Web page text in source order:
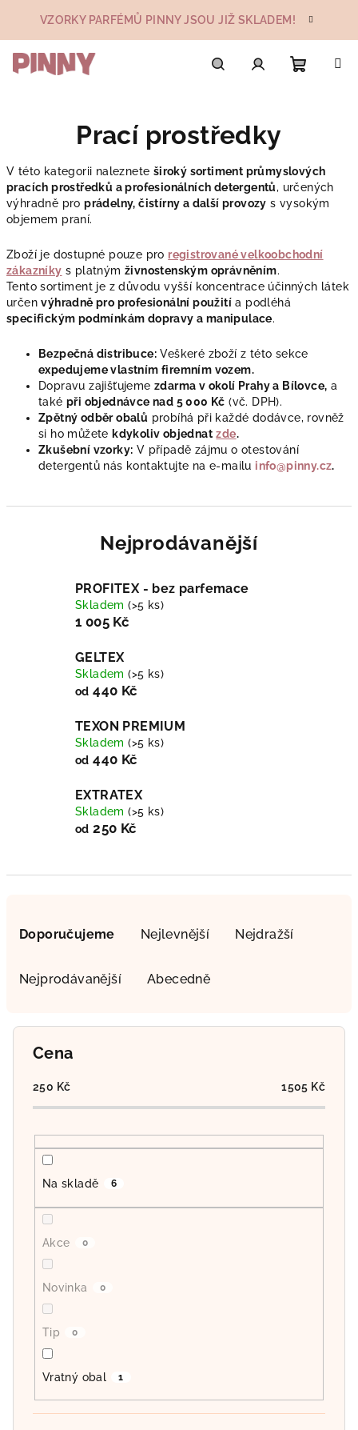
obsah
VZORKY PARFÉMŮ PINNY JSOU JIŽ SKLADEM!
Prací prostředky
V této kategorii naleznete široký sortiment průmyslových
pracích prostředků a profesionálních detergentů, určených
výhradně proprádelny, čistírny a další provozy s vysokým
objemem praní.
Zboží je dostupné pouze pro registrované velkoobchodní
zákazníky s platnýmživnostenským oprávněním.
Tento sortiment je z důvodu vyšší koncentrace účinných látek
určenvýhradně pro profesionální použití a podléhá
specifickým podmínkám dopravy a manipulace.
Bezpečná distribuce: Veškeré zboží z této sekce
expedujeme vlastním firemním vozem.
Dopravu zajišťujeme zdarma v okolí Prahy a Bílovce, a
také při objednávce nad 5 000 Kč (vč. DPH).
Zpětný odběr obalů probíhá při každé dodávce, rovněž
si ho můžete kdykoliv objednat zde.
Zkušební vzorky: V případě zájmu o otestování
detergentů nás kontaktujte na e-mailu info@pinny.cz.
Nejprodávanější
PROFITEX - bez parfemace
Skladem(>5 ks)
1 005 Kč
GELTEX
Skladem(>5 ks)
od 440 Kč
TEXON PREMIUM
Skladem(>5 ks)
od 440 Kč
EXTRATEX
Skladem(>5 ks)
od 250 Kč
Doporučujeme Nejlevnější Nejdražší
Nejprodávanější Abecedně
Cena
250 Kč 1505 Kč
Na skladě 6
Akce 0
Novinka 0
Tip 0
Vratný obal 1